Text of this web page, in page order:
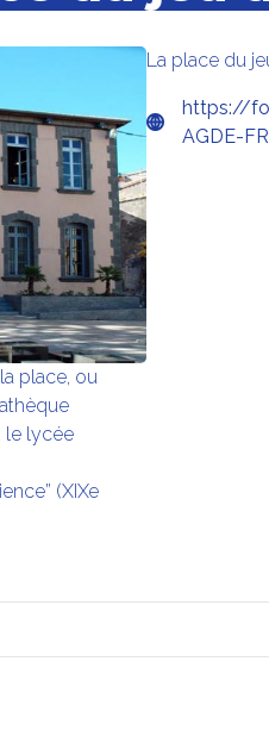
place, ou
le lycée
(XIXe
La place du
https://
AGDE-